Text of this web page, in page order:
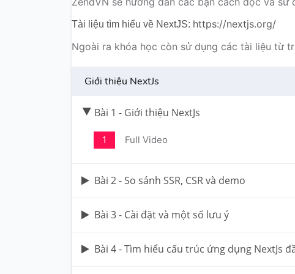
Tài liệu tìm hiểu về NextJS: https://nextjs.org/
Ngoài ra khóa học còn sử dụng các tài liệu từ
Giới thiệu NextJs
Bài 1 - Giới thiệu NextJs
1 Full Video
Bài 2 - So sánh SSR, CSR và demo
Bài 3 - Cài đặt và một số lưu ý
Bài 4 - Tìm hiểu cấu trúc ứng dụng NextJs